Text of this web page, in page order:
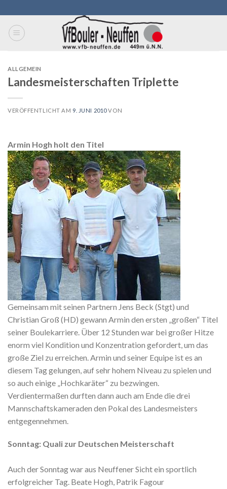
to
content
ALLGEMEIN
Landesmeisterschaften Triplette
VERÖFFENTLICHT AM 9. JUNI 2010VON
Armin Hogh holt den Titel
Gemeinsam mit seinen Partnern Jens Beck (Stgt) und
Christian Groß (HD) gewann Armin den ersten „großen“ Titel
seiner Boulekarriere. Über 12 Stunden war bei großer Hitze
enorm viel Kondition und Konzentration gefordert, um das
große Ziel zu erreichen. Armin und seiner Equipe ist es an
diesem Tag gelungen, auf sehr hohem Niveau zu spielen und
so auch einige „Hochkaräter“ zu bezwingen.
Verdientermaßen durften dann auch am Ende die drei
Mannschaftskameraden den Pokal des Landesmeisters
entgegennehmen.
Sonntag: Quali zur Deutschen Meisterschaft
Auch der Sonntag war aus Neuffener Sicht ein sportlich
erfolgreicher Tag. Beate Hogh, Patrik Fagour